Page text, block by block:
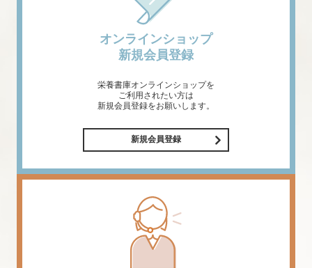
オンラインショップ
新規会員登録
栄養書庫オンラインショップを
ご利用されたい方は
新規会員登録をお願いします。
新規会員登録